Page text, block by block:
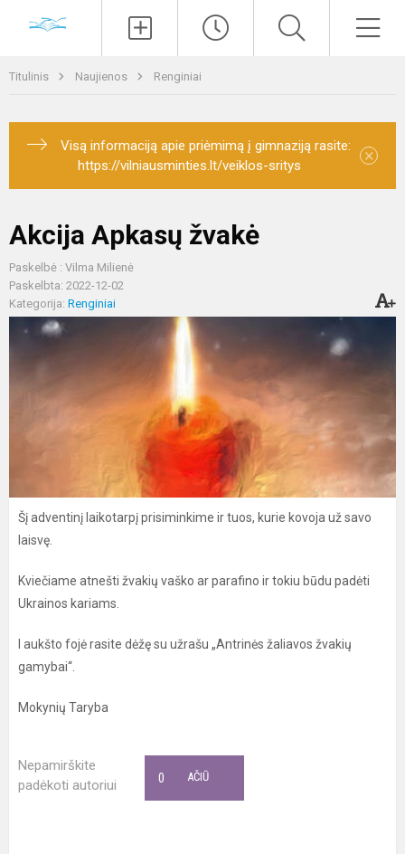
Titulinis Naujienos Renginiai
Visą informaciją apie priėmimą į gimnaziją rasite:
https://vilniausminties.lt/veiklos-sritys
×
Akcija Apkasų žvakė
Paskelbė : Vilma Milienė
Paskelbta: 2022-12-02
Kategorija: Renginiai
Šį adventinį laikotarpį prisiminkime ir tuos, kurie kovoja už savo
laisvę.
Kviečiame atnešti žvakių vaško ar parafino ir tokiu būdu padėti
Ukrainos kariams.
I aukšto fojė rasite dėžę su užrašu „Antrinės žaliavos žvakių
gamybai“.
Mokynių Taryba
Nepamirškite
padėkoti autoriui
AČIŪ
0